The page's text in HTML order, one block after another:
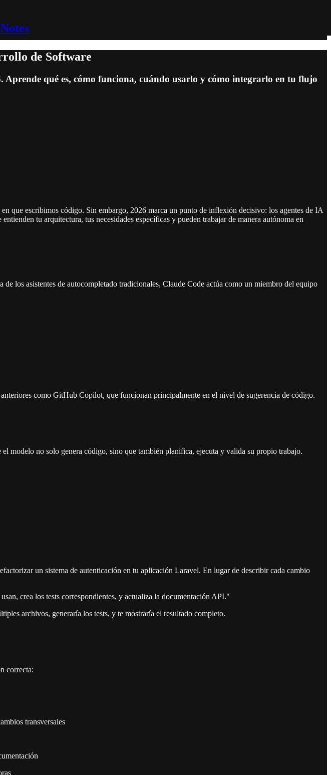
de Software
Aprende qué es, cómo funciona, cuándo usarlo y cómo integrarlo en tu flujo
que escribimos código. Sin embargo, 2026 marca un punto de inflexión decisivo: los agentes de IA
tu arquitectura, tus necesidades específicas y pueden trabajar de manera autónoma en
los asistentes de autocompletado tradicionales, Claude Code actúa como un miembro del equipo
como GitHub Copilot, que funcionan principalmente en el nivel de sugerencia de código.
no solo genera código, sino que también planifica, ejecuta y valida su propio trabajo.
un sistema de autenticación en tu aplicación Laravel. En lugar de describir cada cambio
crea los tests correspondientes, y actualiza la documentación API."
archivos, generaría los tests, y te mostraría el resultado completo.
correcta:
transversales